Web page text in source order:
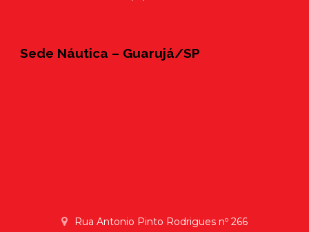
Sede Náutica – Guarujá/SP
Rua Antonio Pinto Rodrigues nº 266